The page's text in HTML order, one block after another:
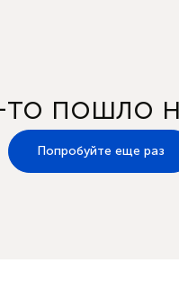
пошло
Попробуйте еще раз